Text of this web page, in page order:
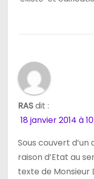
c
e
RASdit :
18 janvier 2014 à
Sous couvert
raison d’Etat au
texte de Monsieur